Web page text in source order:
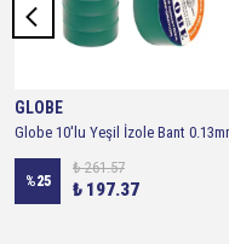
GLOBE
%25
₺ 261.57
₺ 197.37